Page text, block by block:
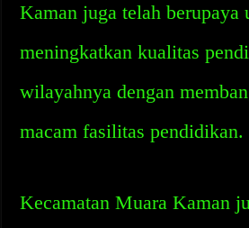
Kaman juga telah berupaya
meningkatkan kualitas
wilayahnya dengan
macam fasilitas pendidikan.
Kecamatan Muara Kaman